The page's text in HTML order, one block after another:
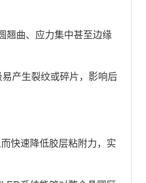
曲、应力集中甚至边缘
产生裂纹或碎片，影响后
快速降低胶层粘附力，实